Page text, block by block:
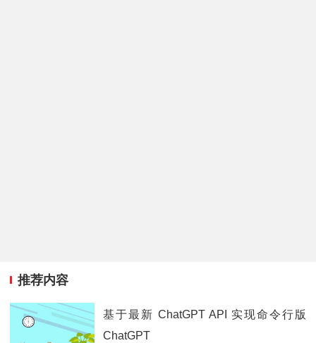
推荐内容
基于最新 ChatGPT API 实现命令行版
ChatGPT